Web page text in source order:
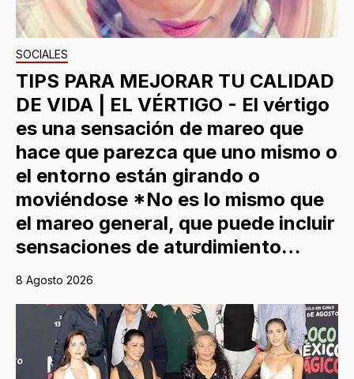
SOCIALES
TIPS PARA MEJORAR TU CALIDAD
DE VIDA | EL VÉRTIGO - El vértigo
es una sensación de mareo que
hace que parezca que uno mismo o
el entorno están girando o
moviéndose *No es lo mismo que
el mareo general, que puede incluir
sensaciones de aturdimiento…
8 Agosto 2026